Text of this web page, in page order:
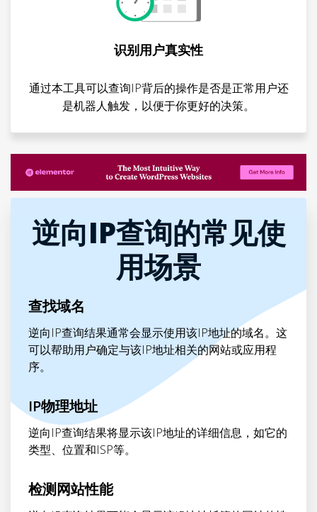
识别用户真实性
通过本工具可以查询IP背后的操作是否是正常用户还
是机器人触发，以便于你更好的决策。
逆向IP查询的常见使
用场景
查找域名
逆向IP查询结果通常会显示使用该IP地址的域名。这
可以帮助用户确定与该IP地址相关的网站或应用程
序。
IP物理地址
逆向IP查询结果将显示该IP地址的详细信息，如它的
类型、位置和ISP等。
检测网站性能